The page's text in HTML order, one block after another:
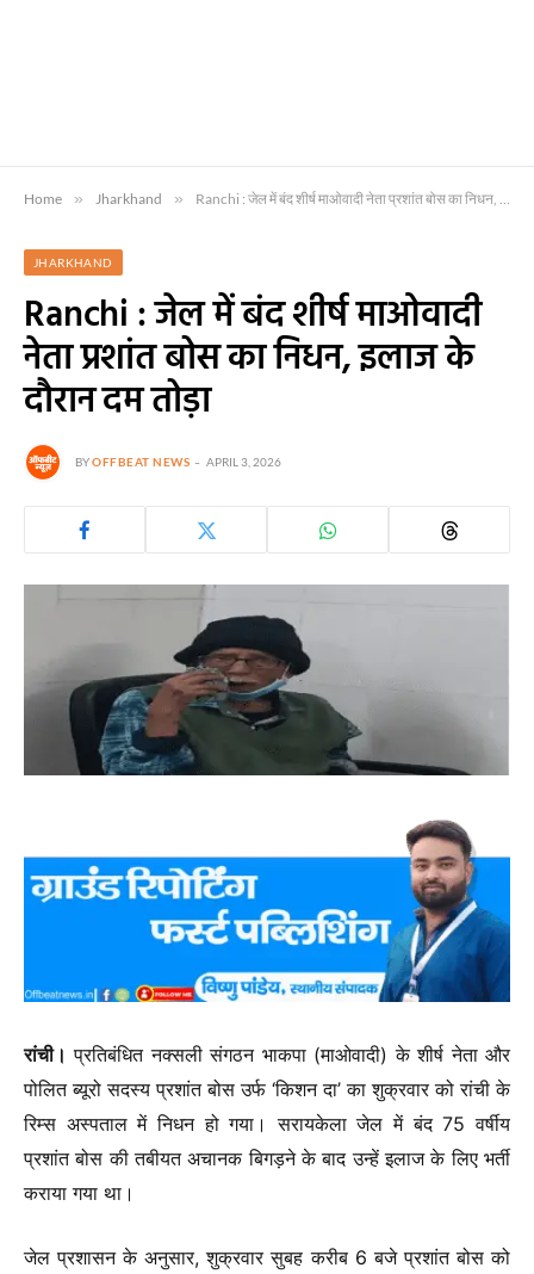
Home » Jharkhand » Ranchi : जेल में बंद शीर्ष माओवादी नेता प्रशांत बोस का निधन, इलाज के दौरान दम तोड़ा
JHARKHAND
Ranchi : जेल में बंद शीर्ष माओवादी
नेता प्रशांत बोस का निधन, इलाज के
दौरान दम तोड़ा
BYOFFBEAT NEWS APRIL 3, 2026
रांची। प्रतिबंधित नक्सली संगठन भाकपा (माओवादी) के शीर्ष नेता और
पोलित ब्यूरो सदस्य प्रशांत बोस उर्फ ‘किशन दा’ का शुक्रवार को रांची के
रिम्स अस्पताल में निधन हो गया। सरायकेला जेल में बंद 75 वर्षीय
प्रशांत बोस की तबीयत अचानक बिगड़ने के बाद उन्हें इलाज के लिए भर्ती
कराया गया था।
जेल प्रशासन के अनुसार, शुक्रवार सुबह करीब 6 बजे प्रशांत बोस को